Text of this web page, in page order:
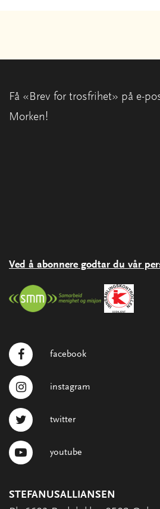
Få «Brev for trosfrihet» på e-
Morken!
Ved å abonnere godtar du vår
facebook
instagram
twitter
youtube
STEFANUSALLIANSEN